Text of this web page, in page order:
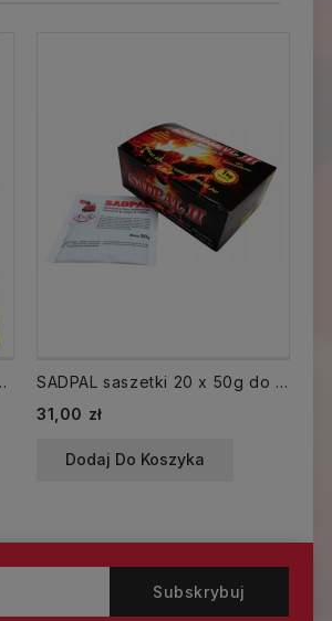
czyści komin
SADPAL saszetki 20 x 50g do pieca czyści komin
Cena
31,00 zł
Dodaj Do Koszyka